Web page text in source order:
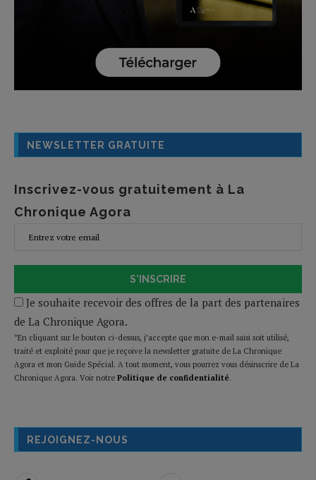
NEWSLETTER GRATUITE
Inscrivez-vous gratuitement à La
Chronique Agora
S'INSCRIRE
Je souhaite recevoir des offres de la part des partenaires
de La Chronique Agora.
*En cliquant sur le bouton ci-dessus, j’accepte que mon e-mail saisi soit utilisé,
traité et exploité pour que je reçoive la newsletter gratuite de La Chronique
Agora et mon Guide Spécial. A tout moment, vous pourrez vous désinscrire de La
Chronique Agora. Voir notre Politique de confidentialité.
REJOIGNEZ-NOUS